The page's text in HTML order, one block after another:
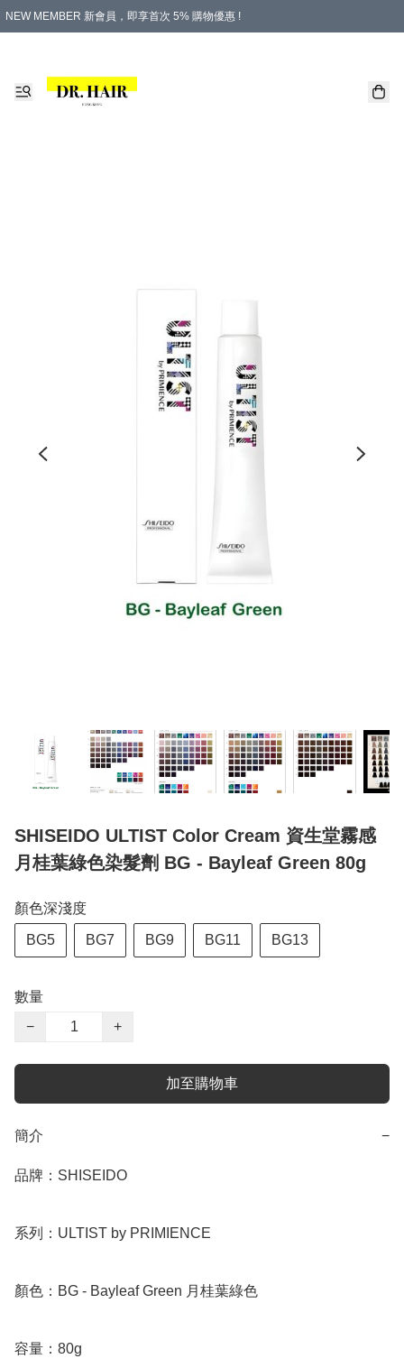
NEW MEMBER 新會員，即享首次 5% 購物優惠 !
SHISEIDO ULTIST Color Cream 資生堂霧感
月桂葉綠色染髮劑 BG - Bayleaf Green 80g
顏色深淺度
BG5 BG7 BG9 BG11 BG13
數量
−
+
加至購物車
簡介 −
品牌：SHISEIDO
系列：ULTIST by PRIMIENCE
顏色：BG - Bayleaf Green 月桂葉綠色
容量：80g